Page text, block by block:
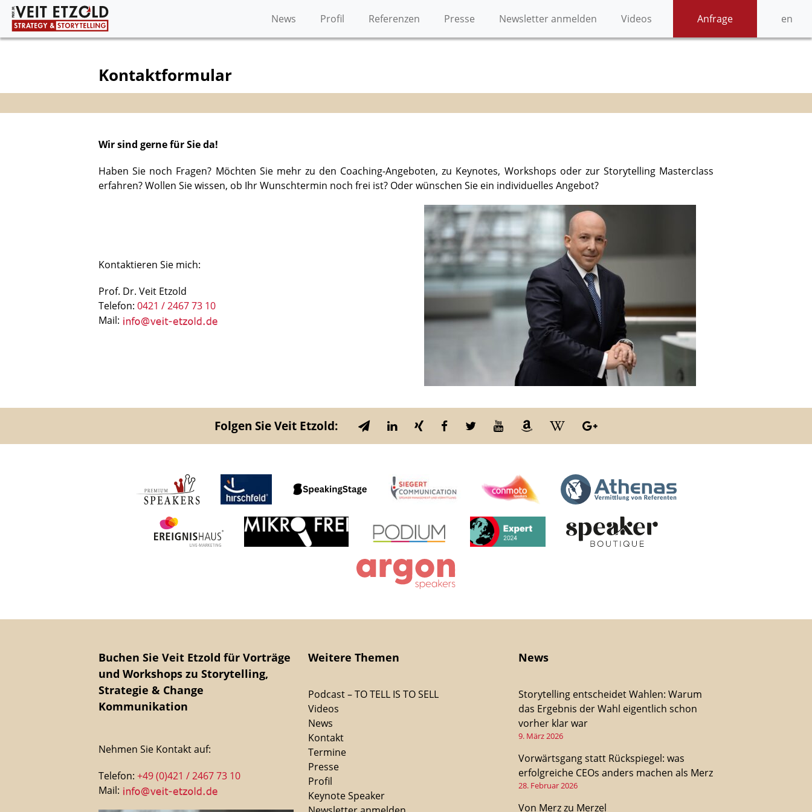
gtag('event', 'conversion', {'send_to': 'AW-974545426/poO4CNvcxqMCEJLE2dAD'});
News
Profil Referenzen Presse Newsletter anmelden Videos Anfrage en
Kontaktformular
Wir sind gerne für Sie da!
Haben Sie noch Fragen? Möchten Sie mehr zu den Coaching-Angeboten, zu Keynotes, Workshops oder zur Storytelling Masterclass
erfahren? Wollen Sie wissen, ob Ihr Wunschtermin noch frei ist? Oder wünschen Sie ein individuelles Angebot?
Kontaktieren Sie mich:
Prof. Dr. Veit Etzold
Telefon: 0421 / 2467 73 10
Mail:
Folgen Sie Veit Etzold:
Buchen Sie Veit Etzold für Vorträge
und Workshops zu Storytelling,
Strategie & Change
Kommunikation
Nehmen Sie Kontakt auf:
Telefon: +49 (0)421 / 2467 73 10
Mail:
Weitere Themen
Podcast – TO TELL IS TO SELL
Videos
News
Kontakt
Termine
Presse
Profil
Keynote Speaker
News
Storytelling entscheidet Wahlen: Warum
das Ergebnis der Wahl eigentlich schon
vorher klar war
9. März 2026
Vorwärtsgang statt Rückspiegel: was
erfolgreiche CEOs anders machen als Merz
28. Februar 2026
Von Merz zu Merzel